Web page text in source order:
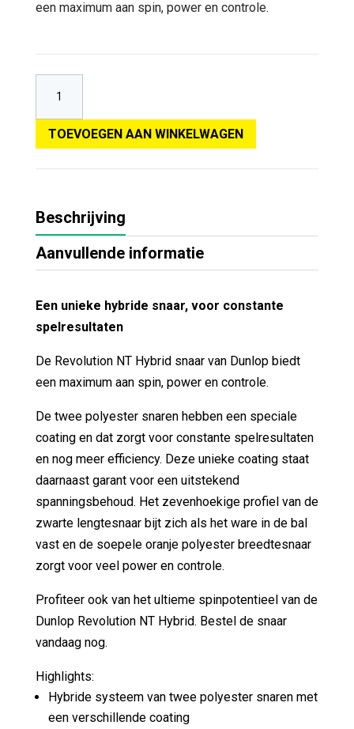
een maximum aan spin, power en controle.
TOEVOEGEN AAN WINKELWAGEN
Beschrijving
Aanvullende informatie
Een unieke hybride snaar, voor constante
spelresultaten
De Revolution NT Hybrid snaar van Dunlop biedt
een maximum aan spin, power en controle.
De twee polyester snaren hebben een speciale
coating en dat zorgt voor constante spelresultaten
en nog meer efficiency. Deze unieke coating staat
daarnaast garant voor een uitstekend
spanningsbehoud. Het zevenhoekige profiel van de
zwarte lengtesnaar bijt zich als het ware in de bal
vast en de soepele oranje polyester breedtesnaar
zorgt voor veel power en controle.
Profiteer ook van het ultieme spinpotentieel van de
Dunlop Revolution NT Hybrid. Bestel de snaar
vandaag nog.
Highlights:
Hybride systeem van twee polyester snaren met
een verschillende coating